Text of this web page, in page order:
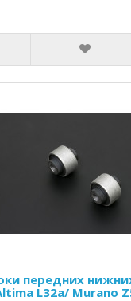
передних
L32a/ Murano